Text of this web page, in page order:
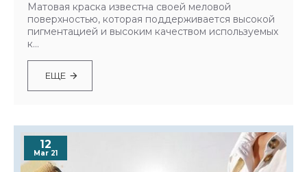
Матовая краска известна своей меловой
поверхностью, которая поддерживается высокой
пигментацией и высоким качеством используемых
к...
ЕЩЕ
12
Mar 21